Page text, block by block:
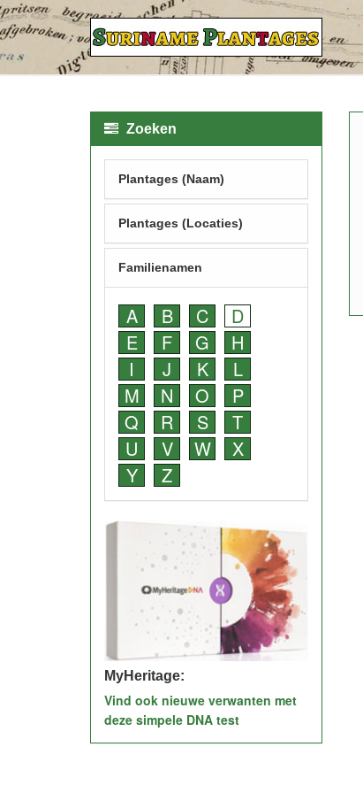
Zoeken
Plantages (Naam)
Plantages (Locaties)
Familienamen
A B C
D
E
F G
H
I
J K
L
M
N O
P
Q
R S
T
U
V W
X
Y
Z
MyHeritage:
Vind ook nieuwe verwanten met
deze simpele DNA test